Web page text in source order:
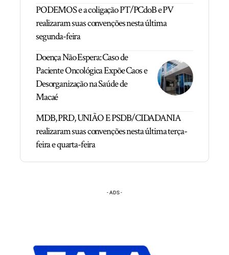
PODEMOS e a coligação PT/PCdoB e PV
realizaram suas convenções nesta última
segunda-feira
Doença Não Espera: Caso de
Paciente Oncológica Expõe Caos e
Desorganização na Saúde de
Macaé
MDB, PRD, UNIÃO E PSDB/CIDADANIA
realizaram suas convenções nesta última terça-
feira e quarta-feira
- ADS -